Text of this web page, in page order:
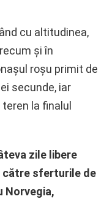
cu altitudinea,
și în
roșu primit de
secunde, iar
la finalul
zile libere
către sferturile de
Norvegia,